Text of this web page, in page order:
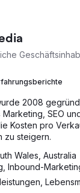
einheitliche digitale
für drei
hatte jedoch
und
ein besseres
über bezahlte
SEO- und
um die
detailliert zu
weiteten wir
aus, um eine
einer
auf Facebook
2008
SEO
Kosten pro
zu steigern.
Wales, Australia
Inbound-